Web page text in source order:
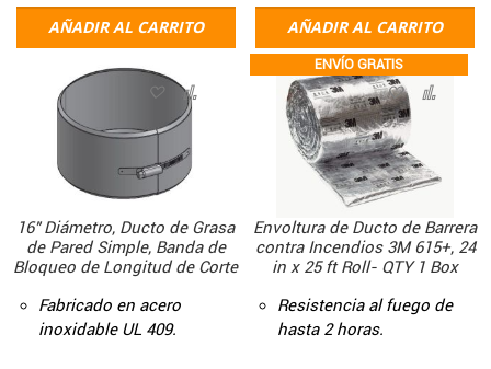
AÑADIR AL CARRITO AÑADIR AL CARRITO
16" Diámetro, Ducto de Grasa
de Pared Simple, Banda de
Bloqueo de Longitud de Corte
Fabricado en acero
inoxidable UL 409.
ENVÍO GRATIS
Envoltura de Ducto de Barrera
contra Incendios 3M 615+, 24
in x 25 ft Roll- QTY 1 Box
Resistencia al fuego de
hasta 2 horas.